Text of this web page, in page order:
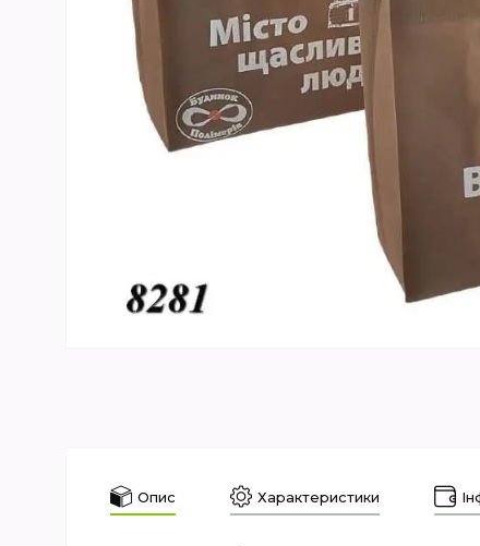
Опис Характеристики